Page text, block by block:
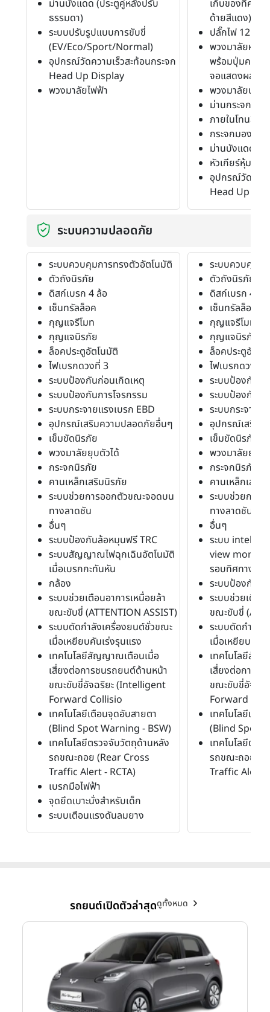
ม่านบังแดด (ประตูคู่หลังปรับ
ธรรมดา)
ระบบปรับรูปแบบการขับขี่
(EV/Eco/Sport/Normal)
อุปกรณ์วัดความเร็วสะท้อนกระจก
Head Up Display
พวงมาลัยไฟฟ้า
เก็บของที่คอน
ด้ายสีแดง)
ปลั๊กไฟ 12 โวล
พวงมาลัยหุ้มห
พร้อมปุ่มควบคุ
จอแสดงผลข้อ
พวงมาลัยปรับ
ม่านกระจกหลั
ภายในโทนสีดำ
กระจกมองหลั
ม่านบังแดด (ป
หัวเกียร์หุ้มหนัง
อุปกรณ์วัดควา
Head Up
ระบบความปลอดภัย
ระบบควบคุมการทรงตัวอัตโนมัติ
ตัวถังนิรภัย
ดิสก์เบรก 4 ล้อ
เซ็นทรัลล็อค
กุญแจรีโมท
กุญแจนิรภัย
ล็อคประตูอัตโนมัติ
ไฟเบรกดวงที่ 3
ระบบป้องกันก่อนเกิดเหตุ
ระบบป้องกันการโจรกรรม
ระบบกระจายแรงเบรก EBD
อุปกรณ์เสริมความปลอดภัยอื่นๆ
เข็มขัดนิรภัย
พวงมาลัยยุบตัวได้
กระจกนิรภัย
คานเหล็กเสริมนิรภัย
ระบบช่วยการออกตัวขณะจอดบน
ทางลาดชัน
อื่นๆ
ระบบป้องกันล้อหมุนฟรี TRC
ระบบสัญญาณไฟฉุกเฉินอัตโนมัติ
เมื่อเบรกกะทันหัน
กล้อง
ระบบช่วยเตือนอาการเหนื่อยล้า
ขณะขับขี่ (ATTENTION ASSIST)
ระบบตัดกำลังเครื่องยนต์ชั่วขณะ
เมื่อเหยียบคันเร่งรุนแรง
เทคโนโลยีสัญญาณเตือนเมื่อ
เสี่ยงต่อการชนรถยนต์ด้านหน้า
ขณะขับขี่อัจฉริยะ (Intelligent
Forward Collisio
เทคโนโลยีเตือนจุดอับสายตา
(Blind Spot Warning - BSW)
เทคโนโลยีตรวจจับวัตถุด้านหลัง
รถขณะถอย (Rear Cross
Traffic Alert - RCTA)
เบรกมือไฟฟ้า
จุดยึดเบาะนั่งสำหรับเด็ก
ระบบเตือนแรงดันลมยาง
ระบบควบคุมก
ตัวถังนิรภัย
ดิสก์เบรก 4 ล้อ
เซ็นทรัลล็อค
กุญแจรีโมท
กุญแจนิรภัย
ล็อคประตูอัตโ
ไฟเบรกดวงที่ 3
ระบบป้องกันก่
ระบบป้องกันก
ระบบกระจายแ
อุปกรณ์เสริม
เข็มขัดนิรภัย
พวงมาลัยยุบตั
กระจกนิรภัย
คานเหล็กเสริ
ระบบช่วยการ
ทางลาดชัน
อื่นๆ
ระบบ
view
รอบทิศทาง
ระบบป้องกันล้
ระบบช่วยเตือน
ขณะขับขี่
ระบบตัดกำลัง
เมื่อเหยียบคันเ
เทคโนโลยีสัญ
เสี่ยงต่อการช
ขณะขับขี่อัจฉริ
Forward
เทคโนโลยีเตื
(Blind Spot
เทคโนโลยีตร
รถขณะถอย
Traffic Alert -
รถยนต์เปิดตัวล่าสุดดูทั้งหมด